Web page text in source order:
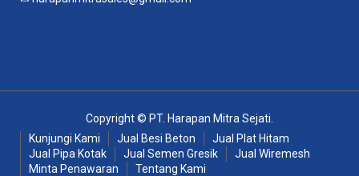
Copyright © PT. Harapan Mitra Sejati.
Kunjungi Kami
Jual Besi Beton
Jual Plat Hitam
Jual Pipa Kotak
Jual Semen Gresik
Jual Wiremesh
Minta Penawaran
Tentang Kami